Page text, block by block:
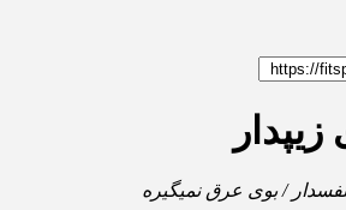
/ بوی عرق نمیگیره